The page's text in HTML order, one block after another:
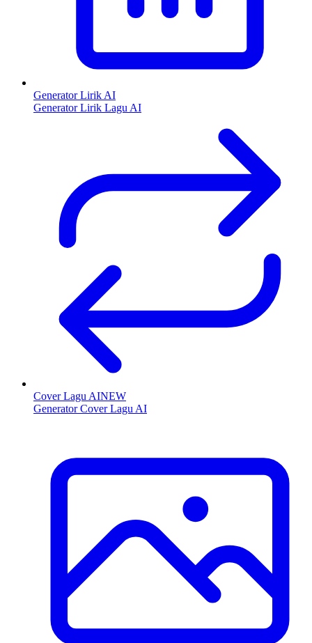
Generator Lirik AI
Generator Lirik Lagu AI
Cover Lagu AINEW
Generator Cover Lagu AI